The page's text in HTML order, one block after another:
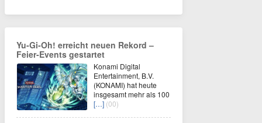
Yu‑Gi‑Oh! erreicht neuen Rekord –
Feier‑Events gestartet
Konami Digital
Entertainment, B.V.
(KONAMI) hat heute
insgesamt mehr als 100
[…] (00)